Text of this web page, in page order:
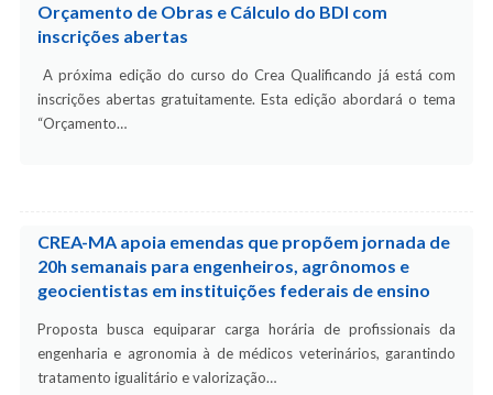
Orçamento de Obras e Cálculo do BDI com
inscrições abertas
A próxima edição do curso do Crea Qualificando já está com
inscrições abertas gratuitamente. Esta edição abordará o tema
“Orçamento…
CREA-MA apoia emendas que propõem jornada de
20h semanais para engenheiros, agrônomos e
geocientistas em instituições federais de ensino
Proposta busca equiparar carga horária de profissionais da
engenharia e agronomia à de médicos veterinários, garantindo
tratamento igualitário e valorização…